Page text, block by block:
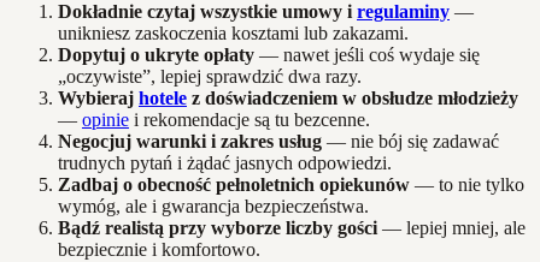
Dokładnie czytaj wszystkie umowy i regulaminy —
unikniesz zaskoczenia kosztami lub zakazami.
Dopytuj o ukryte opłaty — nawet jeśli coś wydaje się
„oczywiste”, lepiej sprawdzić dwa razy.
Wybieraj hotele z doświadczeniem w obsłudze młodzieży
— opinie i rekomendacje są tu bezcenne.
Negocjuj warunki i zakres usług — nie bój się zadawać
trudnych pytań i żądać jasnych odpowiedzi.
Zadbaj o obecność pełnoletnich opiekunów — to nie tylko
wymóg, ale i gwarancja bezpieczeństwa.
Bądź realistą przy wyborze liczby gości — lepiej mniej, ale
bezpiecznie i komfortowo.